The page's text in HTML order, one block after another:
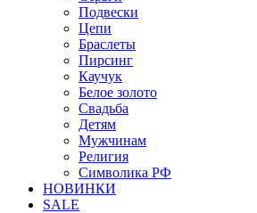
Подвески
Цепи
Браслеты
Пирсинг
Каучук
Белое золото
Свадьба
Детям
Мужчинам
Религия
Символика РФ
НОВИНКИ
SALE